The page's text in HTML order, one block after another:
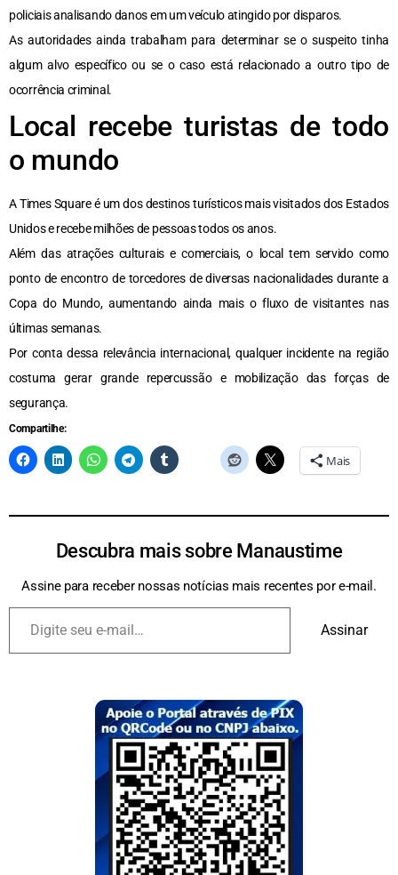
policiais analisando danos em um veículo atingido por disparos.
As autoridades ainda trabalham para determinar se o suspeito tinha
algum alvo específico ou se o caso está relacionado a outro tipo de
ocorrência criminal.
Local recebe turistas de todo
o mundo
A Times Square é um dos destinos turísticos mais visitados dos Estados
Unidos e recebe milhões de pessoas todos os anos.
Além das atrações culturais e comerciais, o local tem servido como
ponto de encontro de torcedores de diversas nacionalidades durante a
Copa do Mundo, aumentando ainda mais o fluxo de visitantes nas
últimas semanas.
Por conta dessa relevância internacional, qualquer incidente na região
costuma gerar grande repercussão e mobilização das forças de
segurança.
Compartilhe:
Mais
Descubra mais sobre Manaustime
Assine para receber nossas notícias mais recentes por e-mail.
Assinar